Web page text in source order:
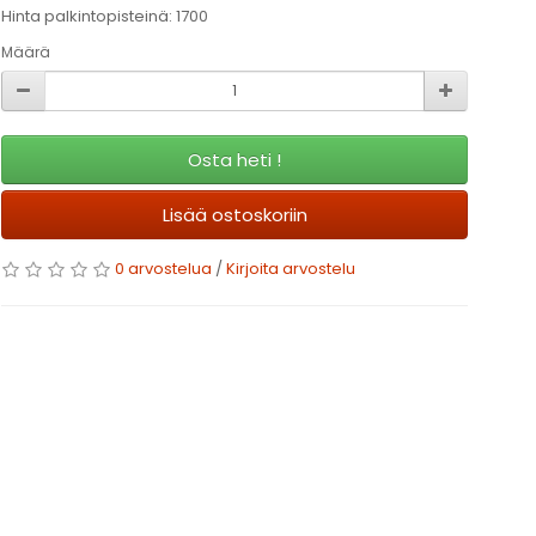
Hinta palkintopisteinä: 1700
Määrä
Osta heti !
Lisää ostoskoriin
0 arvostelua / Kirjoita arvostelu